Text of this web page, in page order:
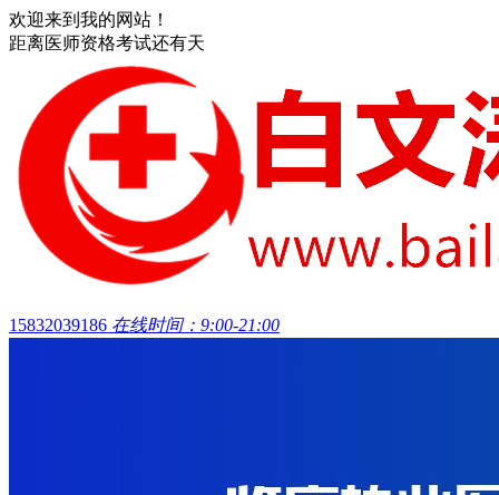
欢迎来到我的网站！
距离医师资格考试还有天
15832039186 在线时间：9:00-21:00